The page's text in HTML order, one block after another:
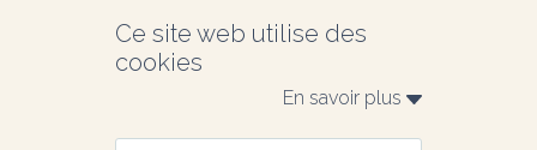
Ce site web utilise des
cookies
En savoir plus